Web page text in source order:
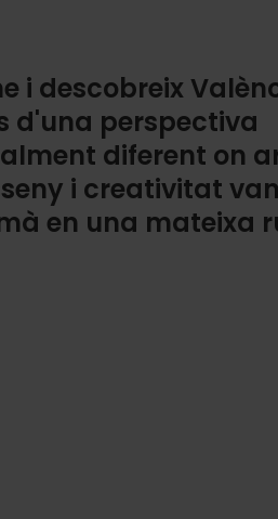
i descobreix
d'una perspectiva
diferent on
i creativitat
en una mateixa